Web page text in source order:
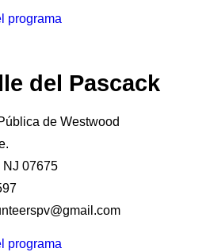
programa
del Pascack
de Westwood
NJ 07675
programa